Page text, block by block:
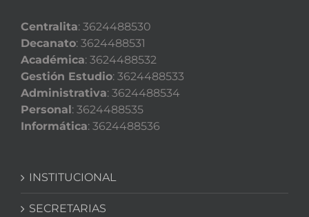
Centralita: 3624488530
Decanato: 3624488531
Académica: 3624488532
Gestión Estudio: 3624488533
Administrativa: 3624488534
Personal: 3624488535
Informática: 3624488536
INSTITUCIONAL
SECRETARIAS